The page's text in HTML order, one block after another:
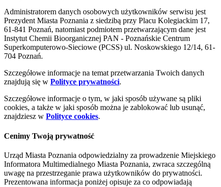
Administratorem danych osobowych użytkowników serwisu jest
Prezydent Miasta Poznania z siedzibą przy Placu Kolegiackim 17,
61-841 Poznań, natomiast podmiotem przetwarzającym dane jest
Instytut Chemii Bioorganicznej PAN - Poznańskie Centrum
Superkomputerowo-Sieciowe (PCSS) ul. Noskowskiego 12/14, 61-
704 Poznań.
Szczegółowe informacje na temat przetwarzania Twoich danych
znajdują się w Polityce prywatności.
Szczegółowe informacje o tym, w jaki sposób używane są pliki
cookies, a także w jaki sposób można je zablokować lub usunąć,
znajdziesz w Polityce cookies.
Cenimy Twoją prywatność
Urząd Miasta Poznania odpowiedzialny za prowadzenie Miejskiego
Informatora Multimedialnego Miasta Poznania, zwraca szczególną
uwagę na przestrzeganie prawa użytkowników do prywatności.
Prezentowana informacja poniżej opisuje za co odpowiadają